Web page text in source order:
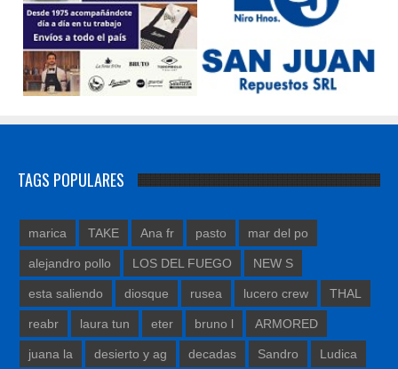
TAGS POPULARES
marica TAKE Ana fr pasto mar del po
alejandro pollo LOS DEL FUEGO NEW S
esta saliendo diosque rusea lucero crew THAL
reabr laura tun eter bruno l ARMORED
juana la desierto y ag decadas Sandro Ludica